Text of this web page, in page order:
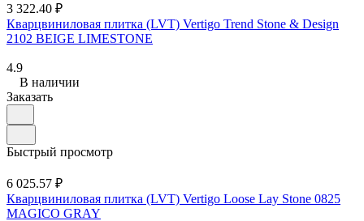
3 322.40 ₽
Кварцвиниловая плитка (LVT) Vertigo Trend Stone & Design
2102 BEIGE LIMESTONE
4.9
В наличии
Заказать
Быстрый просмотр
6 025.57 ₽
Кварцвиниловая плитка (LVT) Vertigo Loose Lay Stone 0825
MAGICO GRAY